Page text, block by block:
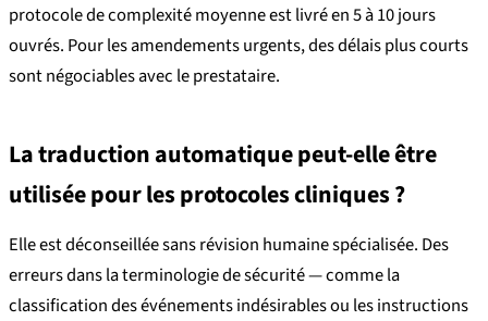
protocole de complexité moyenne est livré en 5 à 10 jours
ouvrés. Pour les amendements urgents, des délais plus courts
sont négociables avec le prestataire.
La traduction automatique peut-elle être
utilisée pour les protocoles cliniques ?
Elle est déconseillée sans révision humaine spécialisée. Des
erreurs dans la terminologie de sécurité — comme la
classification des événements indésirables ou les instructions